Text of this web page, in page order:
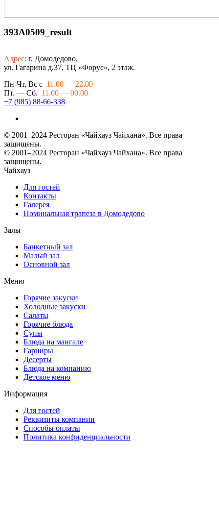
393A0509_result
Адрес: г. Домодедово,
ул. Гагарина д.37, ТЦ «Форус», 2 этаж.
Пн-Чт, Вс с 11.00 — 22.00
Пт. — Сб. 11.00 — 00.00
+7 (985) 88-66-338
© 2001–2024 Ресторан «Чайхауз Чайхана». Все права
защищены.
© 2001–2024 Ресторан «Чайхауз Чайхана». Все права
защищены.
Чайхауз
Для гостей
Контакты
Галерея
Поминальная трапеза в Домодедово
Залы
Банкетный зал
Малый зал
Основной зал
Меню
Горячие закуски
Холодные закуски
Салаты
Горячие блюда
Супы
Блюда на мангале
Гарниры
Десерты
Блюда на компанию
Детское меню
Информация
Для гостей
Реквизиты компании
Способы оплаты
Политика конфиденциальности